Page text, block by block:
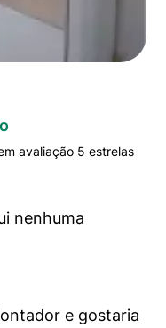
avaliação 5 estrelas
nenhuma
e gostaria